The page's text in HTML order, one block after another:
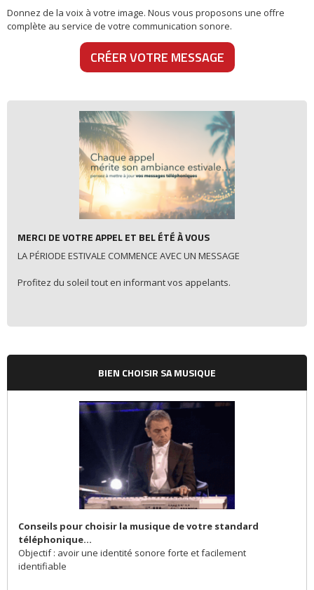
Donnez de la voix à votre image. Nous vous proposons une offre
complète au service de votre communication sonore.
CRÉER VOTRE MESSAGE
MERCI DE VOTRE APPEL ET BEL ÉTÉ À VOUS
LA PÉRIODE ESTIVALE COMMENCE AVEC UN MESSAGE
Profitez du soleil tout en informant vos appelants.
BIEN CHOISIR SA MUSIQUE
Conseils pour choisir la musique de votre standard
téléphonique...
Objectif : avoir une identité sonore forte et facilement
identifiable